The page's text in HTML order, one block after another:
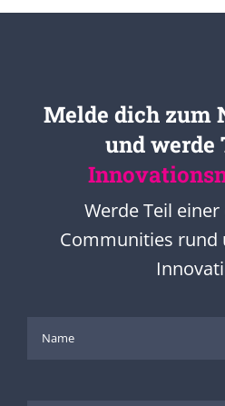
Melde dich zum
und werde
Werde Teil
Communities rund